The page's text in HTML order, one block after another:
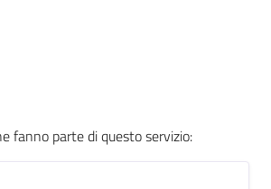
fanno parte di questo servizio: